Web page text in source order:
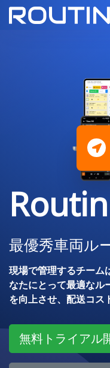
最優秀車両ル
現場で管理するチーム
なたにとって最適なル
を向上させ、配送コス
無料トライアル